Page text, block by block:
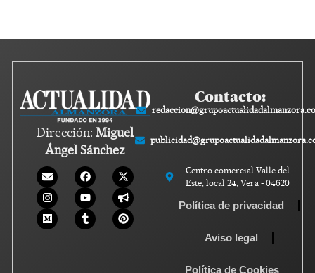
Dirección: Miguel
Ángel Sánchez
Contacto:
Centro comercial Valle del
Este, local 24, Vera - 04620
Política de privacidad
Aviso legal
Política de Cookies